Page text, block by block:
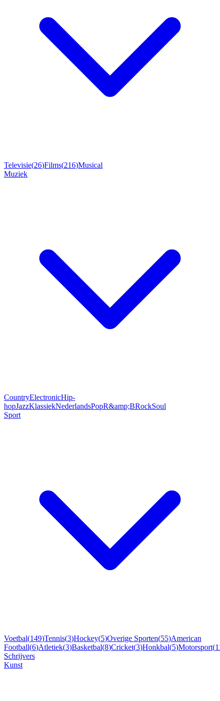
Televisie(26)Films(216)Musical
Muziek
CountryElectronicHip-
hopJazzKlassiekNederlandsPopR&amp;BRockSoul
Sport
Voetbal(149)Tennis(3)Hockey(5)Overige Sporten(55)American
Football(6)Atletiek(3)Basketbal(8)Cricket(3)Honkbal(5)Motorsport(
Schrijvers
Kunst